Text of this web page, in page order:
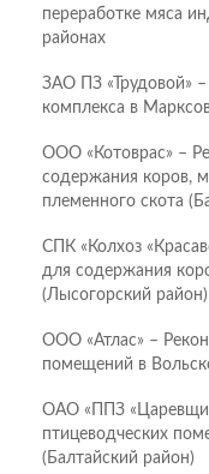
переработке мяса
районах
ЗАО ПЗ «Трудовой»
комплекса в
ООО «Котоврас» –
содержания коров,
племенного скота
СПК «Колхоз
для содержания
(Лысогорский район)
ООО «Атлас» –
помещений в
ОАО «ППЗ
птицеводческих
(Балтайский район)